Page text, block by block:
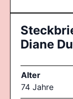
Diane
Alter
74 Jahre